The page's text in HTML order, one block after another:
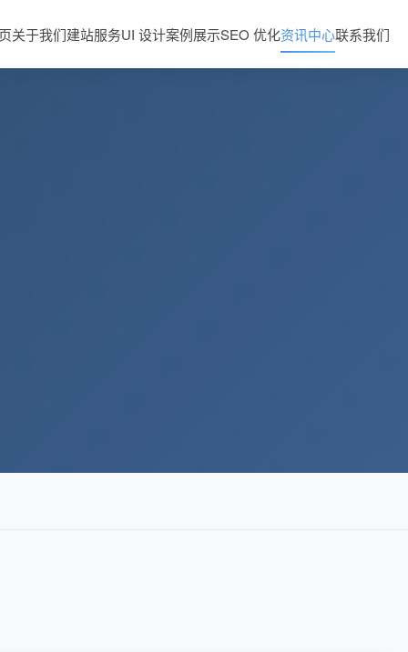
关于我们建站服务UI 设计案例展示SEO 优化资讯中心联系我们